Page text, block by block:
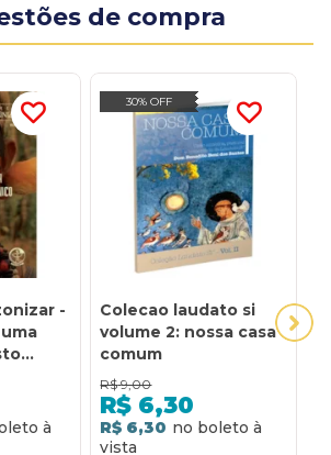
de compra
-
30% OFF
Colecao laudato si
volume 2: nossa casa
comum
R$ 9,00
R$ 6,30
R$ 6,30